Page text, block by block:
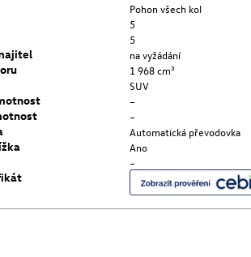
Pohon všech kol
5
5
na vyžádání
1 968 cm³
SUV
–
–
Automatická převodovka
Ano
–